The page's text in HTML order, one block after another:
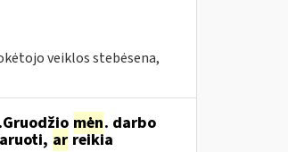
veiklos stebėsena,
mėn. darbo
arreikia